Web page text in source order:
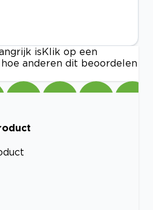
is Klik op een
anderen dit beoordelen